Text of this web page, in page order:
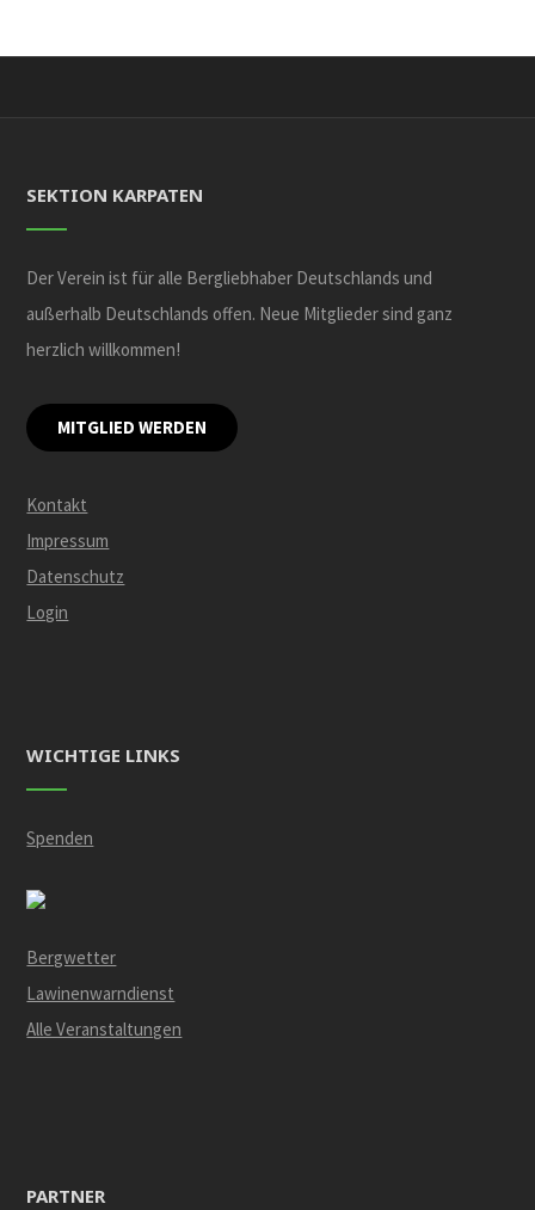
SEKTION KARPATEN
Der Verein ist für alle Bergliebhaber Deutschlands und
außerhalb Deutschlands offen. Neue Mitglieder sind ganz
herzlich willkommen!
MITGLIED WERDEN
Kontakt
Impressum
Datenschutz
Login
WICHTIGE LINKS
Spenden
Bergwetter
Lawinenwarndienst
Alle Veranstaltungen
PARTNER